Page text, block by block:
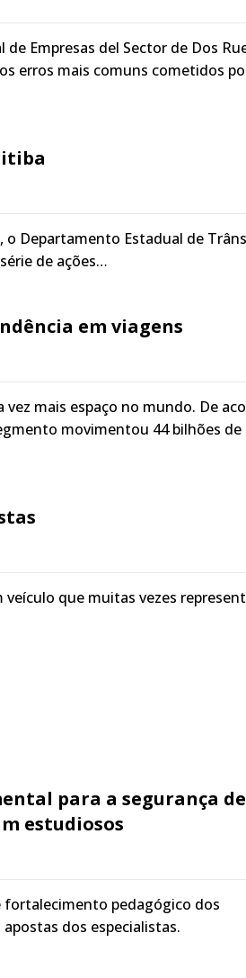
Empresas del Sector de Dos
erros mais comuns cometidos
o Departamento Estadual de
de ações…
em viagens
mais espaço no mundo. De
movimentou 44 bilhões de
que muitas vezes
para a segurança de
estudiosos
fortalecimento pedagógico dos
dos especialistas.